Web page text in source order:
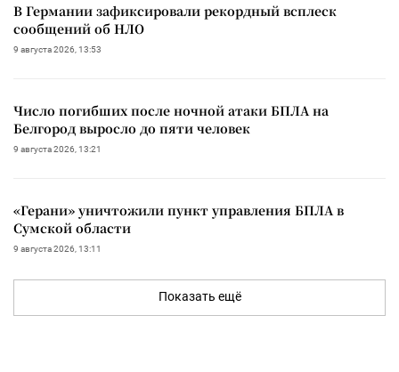
В Германии зафиксировали рекордный всплеск
сообщений об НЛО
9 августа 2026, 13:53
Число погибших после ночной атаки БПЛА на
Белгород выросло до пяти человек
9 августа 2026, 13:21
«Герани» уничтожили пункт управления БПЛА в
Сумской области
9 августа 2026, 13:11
Показать ещё